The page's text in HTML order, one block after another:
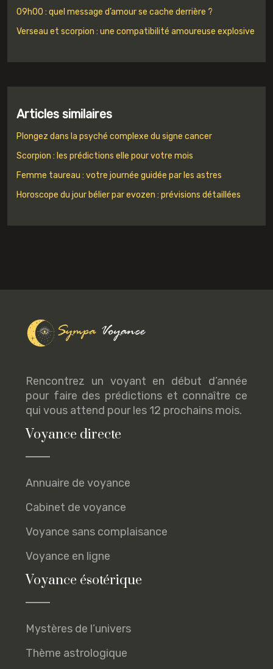
09h00 : quel message d’amour se cache derrière ?
Verseau et scorpion : une compatibilité amoureuse explosive
Articles similaires
Plongez dans la psyché complexe du signe cancer
Scorpion : les prédictions elle pour votre mois
Femme taureau : votre journée guidée par les astres
Horoscope du jour bélier par evozen : prévisions détaillées
Rencontrez un voyant en début d’année
pour faire des prédictions et connaître ce
qui vous attend pour les 12 prochains mois.
Voyance directe
Annuaire de voyance
Cabinet de voyance
Voyance sans complaisance
Voyance en ligne
Voyance ésotérique
Mystères de l’univers
Thème astrologique